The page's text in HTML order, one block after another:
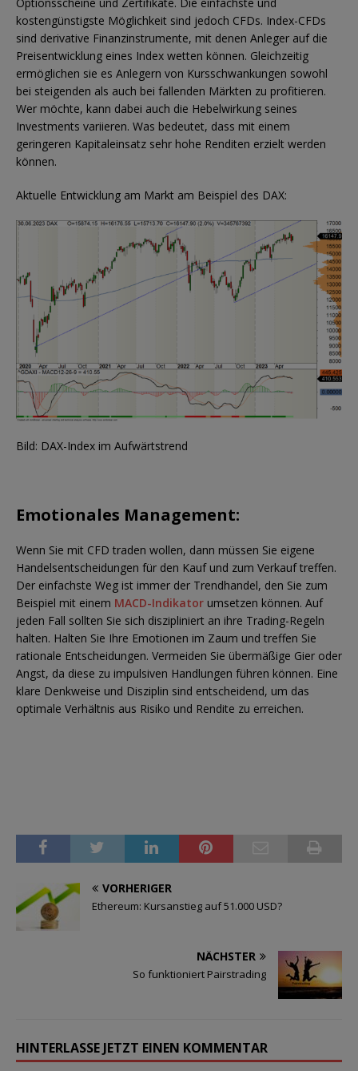
kostengünstigste Möglichkeit sind jedoch CFDs. Index-CFDs
sind derivative Finanzinstrumente, mit denen Anleger auf die
Preisentwicklung eines Index wetten können. Gleichzeitig
ermöglichen sie es Anlegern von Kursschwankungen sowohl
bei steigenden als auch bei fallenden Märkten zu profitieren.
Wer möchte, kann dabei auch die Hebelwirkung seines
Investments variieren. Was bedeutet, dass mit einem
geringeren Kapitaleinsatz sehr hohe Renditen erzielt werden
können.
Aktuelle Entwicklung am Markt am Beispiel des DAX:
Bild: DAX-Index im Aufwärtstrend
Emotionales Management:
Wenn Sie mit CFD traden wollen, dann müssen Sie eigene
Handelsentscheidungen für den Kauf und zum Verkauf treffen.
Der einfachste Weg ist immer der Trendhandel, den Sie zum
Beispiel mit einem MACD-Indikator umsetzen können. Auf
jeden Fall sollten Sie sich diszipliniert an ihre Trading-Regeln
halten. Halten Sie Ihre Emotionen im Zaum und treffen Sie
rationale Entscheidungen. Vermeiden Sie übermäßige Gier oder
Angst, da diese zu impulsiven Handlungen führen können. Eine
klare Denkweise und Disziplin sind entscheidend, um das
optimale Verhältnis aus Risiko und Rendite zu erreichen.
VORHERIGER
Ethereum: Kursanstieg auf 51.000 USD?
NÄCHSTER
So funktioniert Pairstrading
HINTERLASSE JETZT EINEN KOMMENTAR